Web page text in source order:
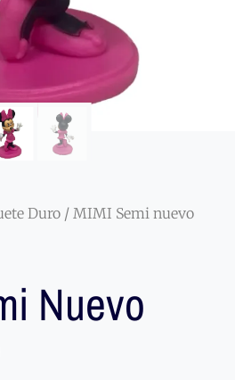
Duro / MIMI Semi nuevo
Nuevo